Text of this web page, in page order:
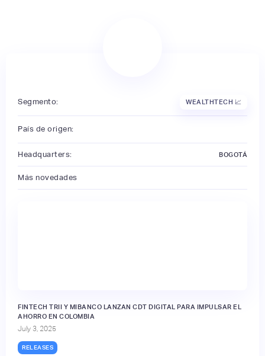
Segmento: WEALTHTECH 📈
País de origen:
Headquarters: BOGOTÁ
Más novedades
FINTECH TRII Y MIBANCO LANZAN CDT DIGITAL PARA IMPULSAR EL
AHORRO EN COLOMBIA
July 3, 2025
RELEASES